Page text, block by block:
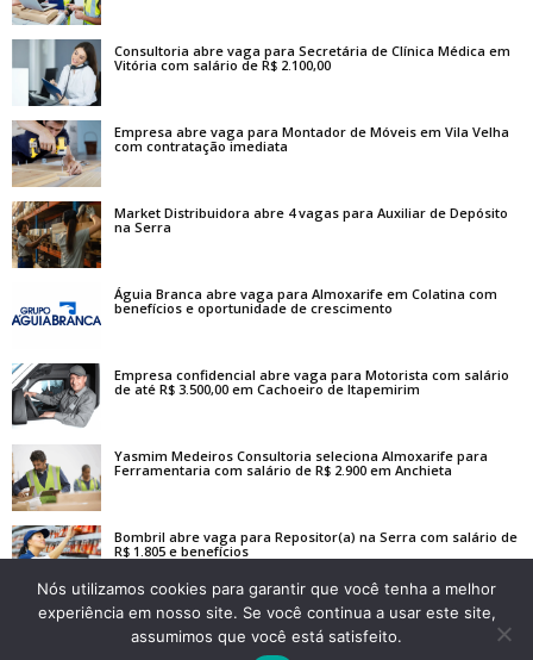
Consultoria abre vaga para Secretária de Clínica Médica em
Vitória com salário de R$ 2.100,00
Empresa abre vaga para Montador de Móveis em Vila Velha
com contratação imediata
Market Distribuidora abre 4 vagas para Auxiliar de Depósito
na Serra
Águia Branca abre vaga para Almoxarife em Colatina com
benefícios e oportunidade de crescimento
Empresa confidencial abre vaga para Motorista com salário
de até R$ 3.500,00 em Cachoeiro de Itapemirim
Yasmim Medeiros Consultoria seleciona Almoxarife para
Ferramentaria com salário de R$ 2.900 em Anchieta
Bombril abre vaga para Repositor(a) na Serra com salário de
R$ 1.805 e benefícios
Nós utilizamos cookies para garantir que você tenha a melhor
experiência em nosso site. Se você continua a usar este site,
assumimos que você está satisfeito.